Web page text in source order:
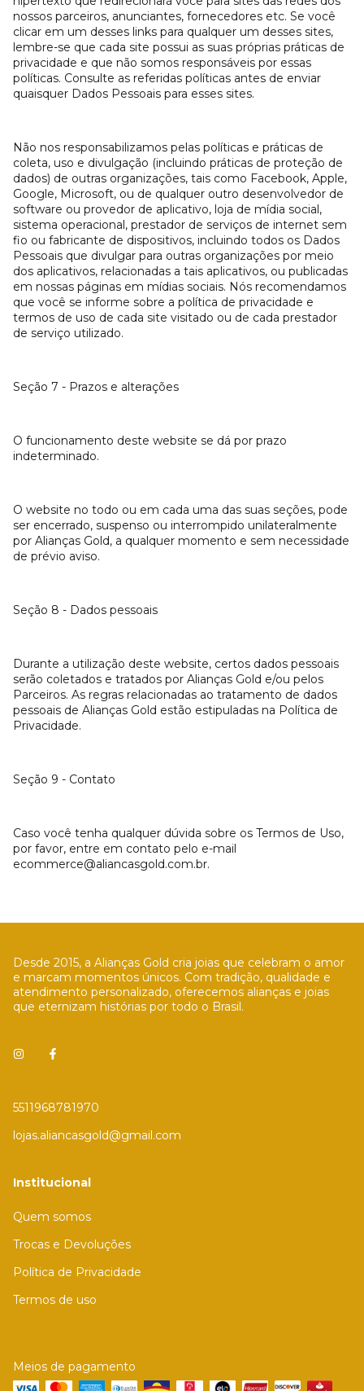
nossos parceiros, anunciantes, fornecedores etc. Se você
clicar em um desses links para qualquer um desses sites,
lembre-se que cada site possui as suas próprias práticas de
privacidade e que não somos responsáveis por essas
políticas. Consulte as referidas políticas antes de enviar
quaisquer Dados Pessoais para esses sites.
Não nos responsabilizamos pelas políticas e práticas de
coleta, uso e divulgação (incluindo práticas de proteção de
dados) de outras organizações, tais como Facebook, Apple,
Google, Microsoft, ou de qualquer outro desenvolvedor de
software ou provedor de aplicativo, loja de mídia social,
sistema operacional, prestador de serviços de internet sem
fio ou fabricante de dispositivos, incluindo todos os Dados
Pessoais que divulgar para outras organizações por meio
dos aplicativos, relacionadas a tais aplicativos, ou publicadas
em nossas páginas em mídias sociais. Nós recomendamos
que você se informe sobre a política de privacidade e
termos de uso de cada site visitado ou de cada prestador
de serviço utilizado.
Seção 7 - Prazos e alterações
O funcionamento deste website se dá por prazo
indeterminado.
O website no todo ou em cada uma das suas seções, pode
ser encerrado, suspenso ou interrompido unilateralmente
por Alianças Gold, a qualquer momento e sem necessidade
de prévio aviso.
Seção 8 - Dados pessoais
Durante a utilização deste website, certos dados pessoais
serão coletados e tratados por Alianças Gold e/ou pelos
Parceiros. As regras relacionadas ao tratamento de dados
pessoais de Alianças Gold estão estipuladas na Política de
Privacidade.
Seção 9 - Contato
Caso você tenha qualquer dúvida sobre os Termos de Uso,
por favor, entre em contato pelo e-mail
ecommerce@aliancasgold.com.br.
Desde 2015, a Alianças Gold cria joias que celebram o amor
e marcam momentos únicos. Com tradição, qualidade e
atendimento personalizado, oferecemos alianças e joias
que eternizam histórias por todo o Brasil.
5511968781970
lojas.aliancasgold@gmail.com
Institucional
Quem somos
Trocas e Devoluções
Política de Privacidade
Termos de uso
Meios de pagamento